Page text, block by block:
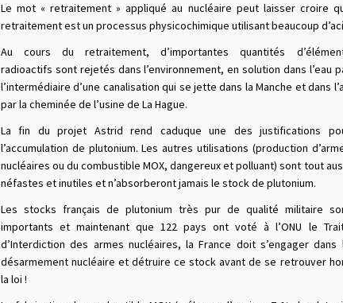
Le mot « retraitement » appliqué au nucléaire peut laisser croire
retraitement est un processus physicochimique utilisant beaucoup
Au cours du retraitement, d’importantes quantités
radioactifs sont rejetés dans l’environnement, en solution dans l’eau
l’intermédiaire d’une canalisation qui se jette dans la Manche et dans
par la cheminée de l’usine de La Hague.
La fin du projet Astrid rend caduque une des justifications
l’accumulation de plutonium. Les autres utilisations (production
nucléaires ou du combustible MOX, dangereux et polluant) sont tout
néfastes et inutiles et n’absorberont jamais le stock de plutonium.
Les stocks français de plutonium très pur de qualité militaire
importants et maintenant que 122 pays ont voté à l’ONU le
d’Interdiction des armes nucléaires, la France doit s’engager dans
désarmement nucléaire et détruire ce stock avant de se retrouver
la loi !